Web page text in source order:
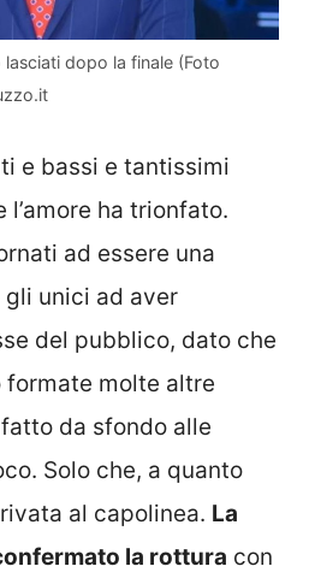
lasciati dopo la finale (Foto
e bassi e tantissimi
ha trionfato.
ad essere una
gli unici ad aver
del pubblico, dato che
formate molte altre
da sfondo alle
Solo che, a quanto
al capolinea. La
la rottura con